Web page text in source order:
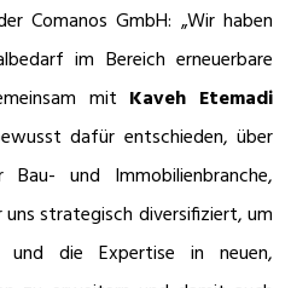
Comanos GmbH: „Wir haben
im Bereich erneuerbare
mit Kaveh Etemadi
dafür entschieden, über
und Immobilienbranche,
uns strategisch diversifiziert, um
und die Expertise in neuen,